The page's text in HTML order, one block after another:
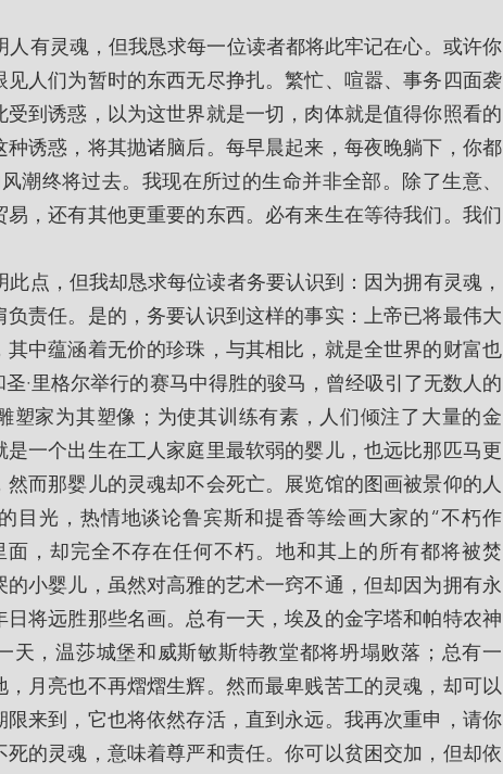
人们为暂时的东西无尽挣扎。繁忙、喧嚣、事务四面袭
到诱惑，以为这世界就是一切，肉体就是值得你照看的
诱惑，将其抛诸脑后。每早晨起来，每夜晚躺下，你都
潮终将过去。我现在所过的生命并非全部。除了生意、
，还有其他更重要的东西。必有来生在等待我们。我们
责任。是的，务要认识到这样的事实：上帝已将最伟大
其中蕴涵着无价的珍珠，与其相比，就是全世界的财富也
·里格尔举行的赛马中得胜的骏马，曾经吸引了无数人的
塑家为其塑像；为使其训练有素，人们倾注了大量的金
一个出生在工人家庭里最软弱的婴儿，也远比那匹马更
而那婴儿的灵魂却不会死亡。展览馆的图画被景仰的人
目光，热情地谈论鲁宾斯和提香等绘画大家的“不朽作
，却完全不存在任何不朽。地和其上的所有都将被焚
小婴儿，虽然对高雅的艺术一窍不通，但却因为拥有永
将远胜那些名画。总有一天，埃及的金字塔和帕特农神
天，温莎城堡和威斯敏斯特教堂都将坍塌败落；总有一
月亮也不再熠熠生辉。然而最卑贱苦工的灵魂，却可以
限来到，它也将依然存活，直到永远。我再次重申，请你
的灵魂，意味着尊严和责任。你可以贫困交加，但却依